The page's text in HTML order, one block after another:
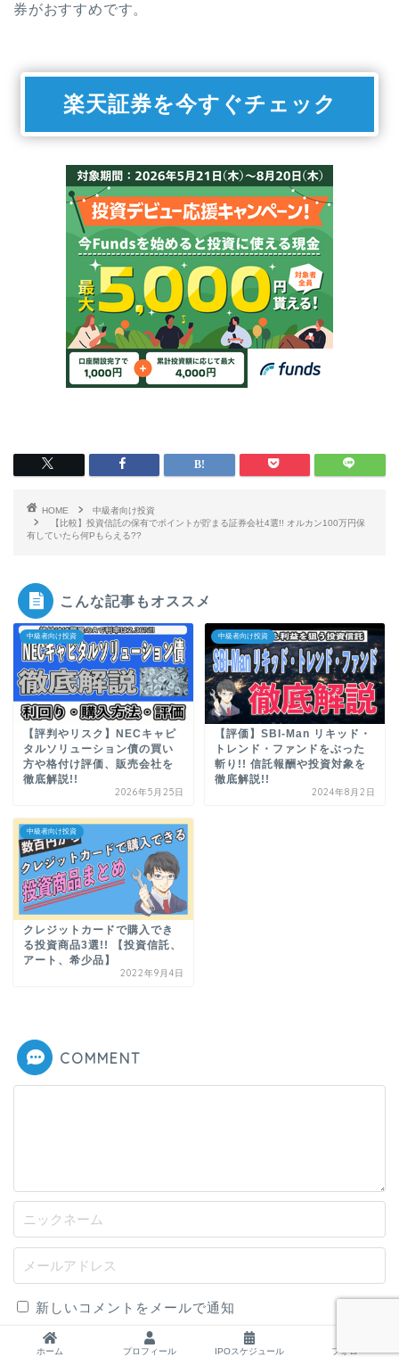
券がおすすめです。
楽天証券を今すぐチェック
HOME
中級者向け投資
【比較】投資信託の保有でポイントが貯まる証券会社4選!! オルカン100万円保
有していたら何Pもらえる??
こんな記事もオススメ
中級者向け投資
【評判やリスク】NECキャピ
タルソリューション債の買い
方や格付け評価、販売会社を
徹底解説!!
2026年5月25日
中級者向け投資
【評価】SBI-Man リキッド・
トレンド・ファンドをぶった
斬り!! 信託報酬や投資対象を
徹底解説!!
2024年8月2日
中級者向け投資
クレジットカードで購入でき
る投資商品3選!! 【投資信託、
アート、希少品】
2022年9月4日
COMMENT
新しいコメントをメールで通知
新しい投稿をメールで受け取る
ホーム プロフィール IPOスケジュール フォロー